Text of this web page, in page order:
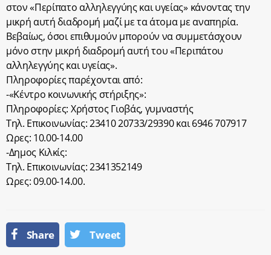
στον «Περίπατο αλληλεγγύης και υγείας» κάνοντας την
μικρή αυτή διαδρομή μαζί με τα άτομα με αναπηρία.
Βεβαίως, όσοι επιθυμούν μπορούν να συμμετάσχουν
μόνο στην μικρή διαδρομή αυτή του «Περιπάτου
αλληλεγγύης και υγείας».
Πληροφορίες παρέχονται από:
-«Κέντρο κοινωνικής στήριξης»:
Πληροφορίες: Χρήστος Γιοβάς, γυμναστής
Τηλ. Επικοινωνίας: 23410 20733/29390 και 6946 707917
Ωρες: 10.00-14.00
-Δημος Κιλκίς:
Τηλ. Επικοινωνίας: 2341352149
Ωρες: 09.00-14.00.
Share Tweet